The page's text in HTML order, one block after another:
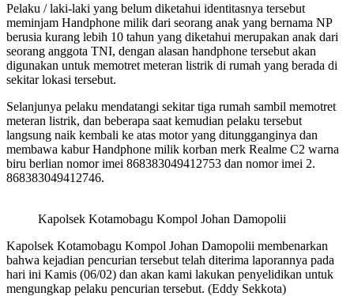
Pelaku / laki-laki yang belum diketahui identitasnya tersebut
meminjam Handphone milik dari seorang anak yang bernama NP
berusia kurang lebih 10 tahun yang diketahui merupakan anak dari
seorang anggota TNI, dengan alasan handphone tersebut akan
digunakan untuk memotret meteran listrik di rumah yang berada di
sekitar lokasi tersebut.
Selanjunya pelaku mendatangi sekitar tiga rumah sambil memotret
meteran listrik, dan beberapa saat kemudian pelaku tersebut
langsung naik kembali ke atas motor yang ditungganginya dan
membawa kabur Handphone milik korban merk Realme C2 warna
biru berlian nomor imei 868383049412753 dan nomor imei 2.
868383049412746.
Kapolsek Kotamobagu Kompol Johan Damopolii
Kapolsek Kotamobagu Kompol Johan Damopolii membenarkan
bahwa kejadian pencurian tersebut telah diterima laporannya pada
hari ini Kamis (06/02) dan akan kami lakukan penyelidikan untuk
mengungkap pelaku pencurian tersebut. (Eddy Sekkota)